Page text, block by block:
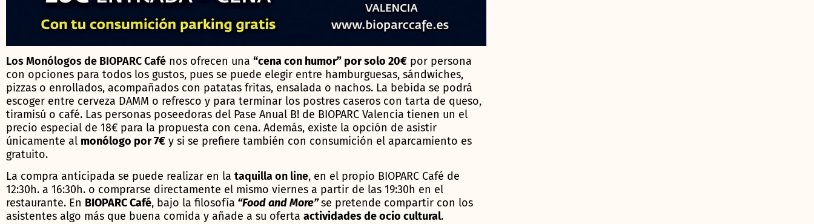
Los Monólogos de BIOPARC Café nos ofrecen una “cena con humor” por solo 20€ por persona
con opciones para todos los gustos, pues se puede elegir entre hamburguesas, sándwiches,
pizzas o enrollados, acompañados con patatas fritas, ensalada o nachos. La bebida se podrá
escoger entre cerveza DAMM o refresco y para terminar los postres caseros con tarta de queso,
tiramisú o café. Las personas poseedoras del Pase Anual B! de BIOPARC Valencia tienen un el
precio especial de 18€ para la propuesta con cena. Además, existe la opción de asistir
únicamente al monólogo por 7€ y si se prefiere también con consumición el aparcamiento es
gratuito.
La compra anticipada se puede realizar en la taquilla on line, en el propio BIOPARC Café de
12:30h. a 16:30h. o comprarse directamente el mismo viernes a partir de las 19:30h en el
restaurante. En BIOPARC Café, bajo la filosofía “Food and More”se pretende compartir con los
asistentes algo más que buena comida y añade a su oferta actividades de ocio cultural.